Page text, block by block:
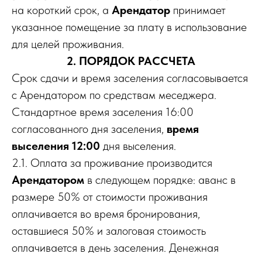
на короткий срок, а Арендатор принимает
указанное помещение за плату в использование
для целей проживания.
2. ПОРЯДОК РАССЧЕТА
Срок сдачи и время заселения согласовывается
с Арендатором по средствам меседжера.
Стандартное время заселения 16:00
согласованного дня заселения, время
выселения 12:00 дня выселения.
2.1. Оплата за проживание производится
Арендатором в следующем порядке: аванс в
размере 50% от стоимости проживания
оплачивается во время бронирования,
оставшиеся 50% и залоговая стоимость
оплачивается в день заселения. Денежная